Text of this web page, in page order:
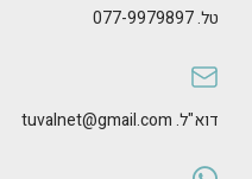
טל. 077-9979897
דוא"ל. tuvalnet@gmail.com